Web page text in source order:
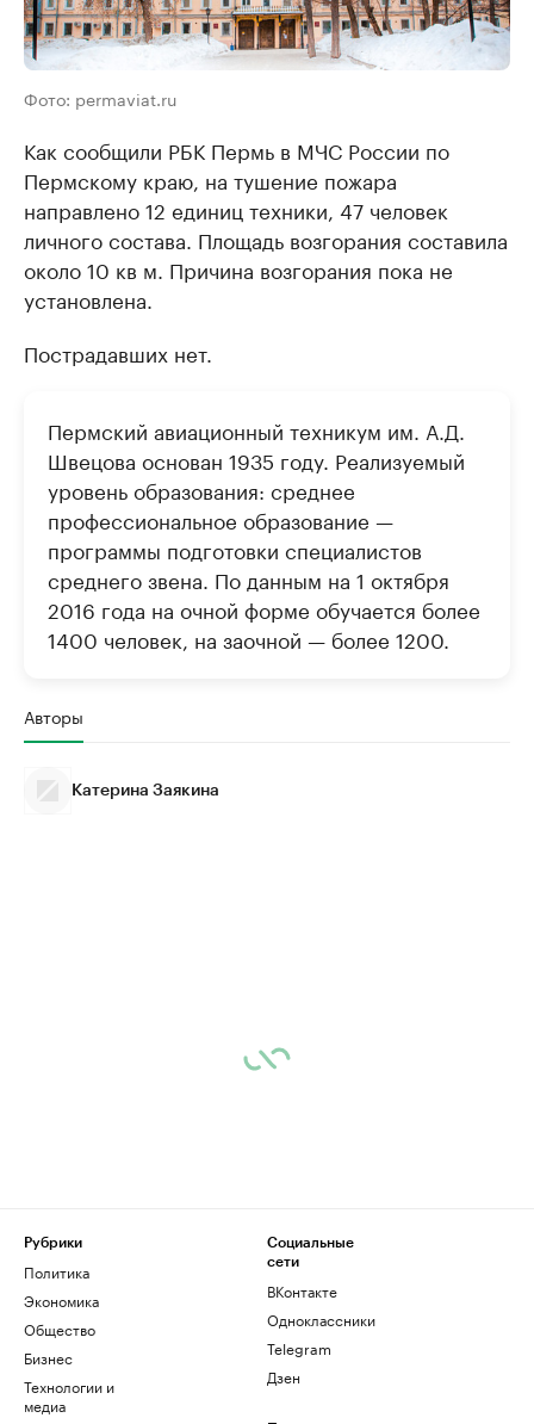
Фото: permaviat.ru
Как сообщили РБК Пермь в МЧС России по
Пермскому краю, на тушение пожара
направлено 12 единиц техники, 47 человек
личного состава. Площадь возгорания составила
около 10 кв м. Причина возгорания пока не
установлена.
Пострадавших нет.
Пермский авиационный техникум им. А.Д.
Швецова основан 1935 году. Реализуемый
уровень образования: среднее
профессиональное образование —
программы подготовки специалистов
среднего звена. По данным на 1 октября
2016 года на очной форме обучается более
1400 человек, на заочной — более 1200.
Авторы
Катерина Заякина
Рубрики
Политика
Экономика
Общество
Бизнес
Технологии и
медиа
Социальные
сети
ВКонтакте
Одноклассники
Telegram
Дзен